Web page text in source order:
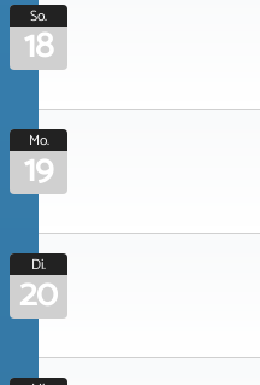
So.
18
Mo.
19
Di.
20